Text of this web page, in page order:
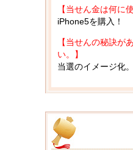
【当せん金は何に
iPhone5を購入！
【当せんの秘訣が
い。】
当選のイメージ化。